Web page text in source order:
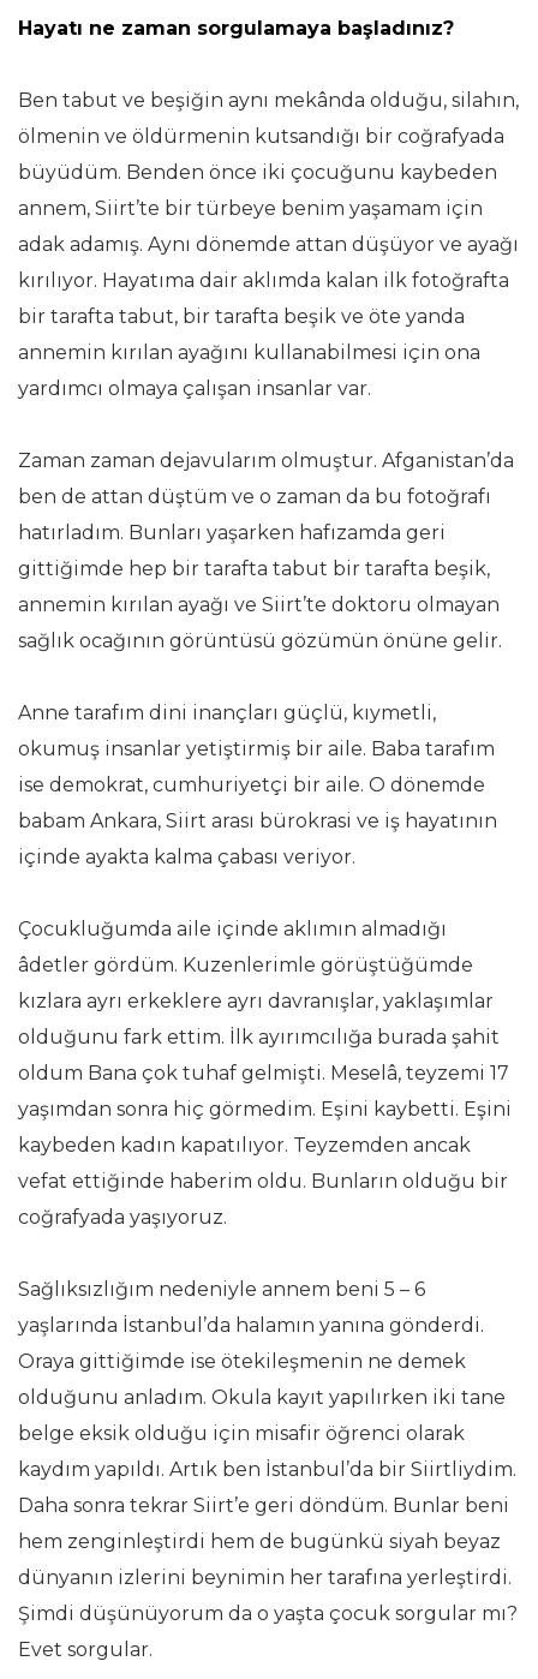
Hayatı ne zaman sorgulamaya başladınız?
Ben tabut ve beşiğin aynı mekânda olduğu, silahın,
ölmenin ve öldürmenin kutsandığı bir coğrafyada
büyüdüm. Benden önce iki çocuğunu kaybeden
annem, Siirt’te bir türbeye benim yaşamam için
adak adamış. Aynı dönemde attan düşüyor ve ayağı
kırılıyor. Hayatıma dair aklımda kalan ilk fotoğrafta
bir tarafta tabut, bir tarafta beşik ve öte yanda
annemin kırılan ayağını kullanabilmesi için ona
yardımcı olmaya çalışan insanlar var.
Zaman zaman dejavularım olmuştur. Afganistan’da
ben de attan düştüm ve o zaman da bu fotoğrafı
hatırladım. Bunları yaşarken hafızamda geri
gittiğimde hep bir tarafta tabut bir tarafta beşik,
annemin kırılan ayağı ve Siirt’te doktoru olmayan
sağlık ocağının görüntüsü gözümün önüne gelir.
Anne tarafım dini inançları güçlü, kıymetli,
okumuş insanlar yetiştirmiş bir aile. Baba tarafım
ise demokrat, cumhuriyetçi bir aile. O dönemde
babam Ankara, Siirt arası bürokrasi ve iş hayatının
içinde ayakta kalma çabası veriyor.
Çocukluğumda aile içinde aklımın almadığı
âdetler gördüm. Kuzenlerimle görüştüğümde
kızlara ayrı erkeklere ayrı davranışlar, yaklaşımlar
olduğunu fark ettim. İlk ayırımcılığa burada şahit
oldum Bana çok tuhaf gelmişti. Meselâ, teyzemi 17
yaşımdan sonra hiç görmedim. Eşini kaybetti. Eşini
kaybeden kadın kapatılıyor. Teyzemden ancak
vefat ettiğinde haberim oldu. Bunların olduğu bir
coğrafyada yaşıyoruz.
Sağlıksızlığım nedeniyle annem beni 5 – 6
yaşlarında İstanbul’da halamın yanına gönderdi.
Oraya gittiğimde ise ötekileşmenin ne demek
olduğunu anladım. Okula kayıt yapılırken iki tane
belge eksik olduğu için misafir öğrenci olarak
kaydım yapıldı. Artık ben İstanbul’da bir Siirtliydim.
Daha sonra tekrar Siirt’e geri döndüm. Bunlar beni
hem zenginleştirdi hem de bugünkü siyah beyaz
dünyanın izlerini beynimin her tarafına yerleştirdi.
Şimdi düşünüyorum da o yaşta çocuk sorgular mı?
Evet sorgular.